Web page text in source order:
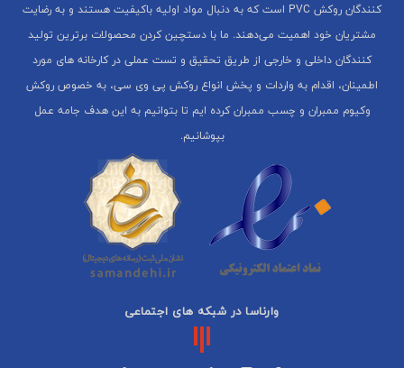
کنندگان روکش PVC است که به دنبال مواد اولیه باکیفیت هستند و به رضایت
مشتریان خود اهمیت می‌دهند. ما با دستچین کردن محصولات برترین تولید
کنندگان داخلی و خارجی از طریق تحقیق و تست عملی در کارخانه های مورد
اطمینان، اقدام به واردات و پخش انواع روکش پی وی سی، به خصوص روکش
وکیوم ممبران و چسب ممبران کرده ایم تا بتوانیم به این هدف جامه عمل
بپوشانیم.
وارناسا در شبکه های اجتماعی